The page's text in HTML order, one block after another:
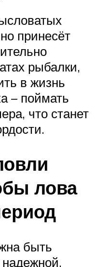
принесёт
рыбалки,
в жизнь
– поймать
что станет
лова
быть